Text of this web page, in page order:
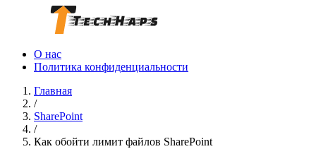
О нас
Политика конфиденциальности
Главная
/
SharePoint
/
Как обойти лимит файлов SharePoint